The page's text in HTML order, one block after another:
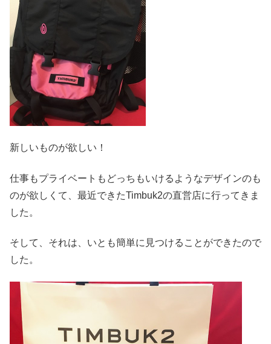
新しいものが欲しい！
仕事もプライベートもどっちもいけるようなデザインのも
のが欲しくて、最近できたTimbuk2の直営店に行ってきま
した。
そして、それは、いとも簡単に見つけることができたので
した。